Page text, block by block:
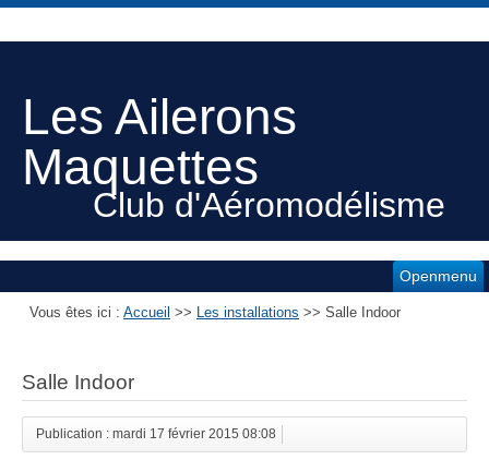
Les Ailerons
Maquettes
Club d'Aéromodélisme
Openmenu
Vous êtes ici : Accueil >> Les installations >> Salle Indoor
Salle Indoor
Publication : mardi 17 février 2015 08:08